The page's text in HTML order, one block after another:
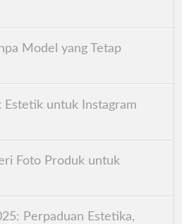
Model yang Tetap
Estetik untuk Instagram
Foto Produk untuk
Perpaduan Estetika,